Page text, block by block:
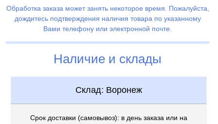
Обработка заказа может занять некоторое время. Пожалуйста,
дождитесь подтверждения наличия товара по указанному
Вами телефону или электронной почте.
Наличие и склады
Склад: Воронеж
Срок доставки (самовывоз): в день заказа или на